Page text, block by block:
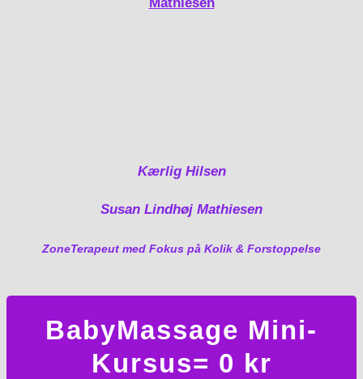
Kærlig Hilsen
Susan Lindhøj Mathiesen
ZoneTerapeut med Fokus på Kolik & Forstoppelse
BabyMassage Mini-
Kursus= 0 kr